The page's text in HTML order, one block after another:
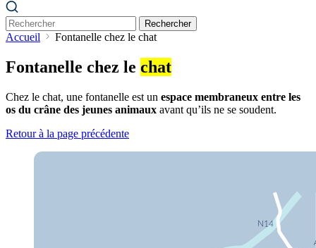
Rechercher
Accueil Fontanelle chez le chat
Fontanelle chez le chat
Chez le chat, une fontanelle est un espace membraneux entre les
os du crâne des jeunes animaux avant qu’ils ne se soudent.
Retour à la page précédente